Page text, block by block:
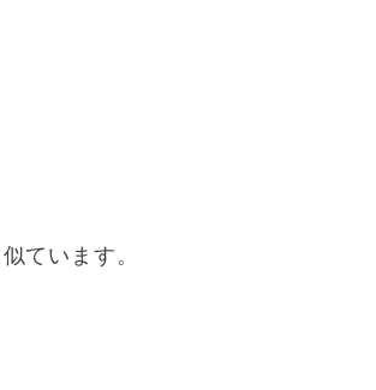
ています。